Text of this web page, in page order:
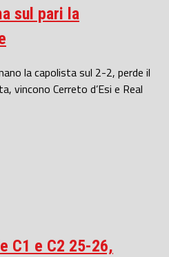
sul pari la
la capolista sul 2-2, perde il
vincono Cerreto d’Esi e Real
C1 e C2 25-26,